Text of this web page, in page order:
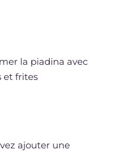
la piadina avec
et frites
ajouter une